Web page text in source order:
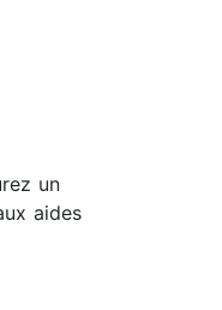
un
aides